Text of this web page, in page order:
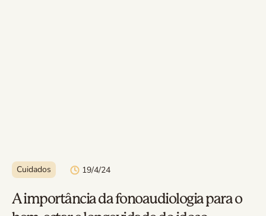
Cuidados 19/4/24
A importância da fonoaudiologia para o